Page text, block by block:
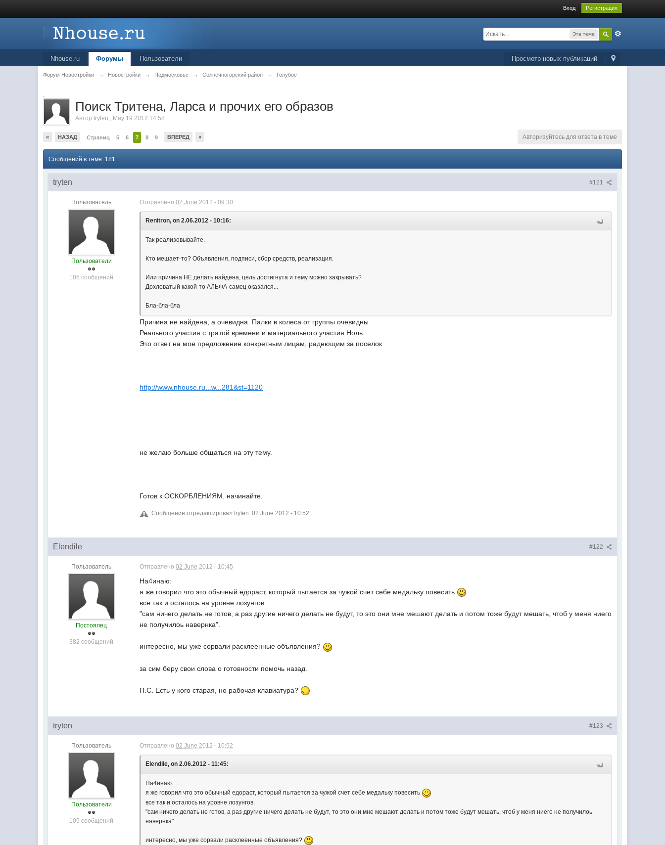
Вход Регистрация
Эта тема
Просмотр новых публикаций
Nhouse.ru Форумы Пользователи
Форум Новостройки → Новостройки → Подмосковье → Солнечногорский район → Голубое
.
Поиск Тритена, Ларса и прочих его образов
Авторtryten , May 19 2012 14:58
« НАЗАД Страниц 5 6 7 8 9 ВПЕРЕД » Авторизуйтесь для ответа в теме
Сообщений в теме: 181
#121
tryten
Пользователь
Пользователи
105 сообщений
Отправлено02 June 2012 - 09:30
Renitron, on 2.06.2012 - 10:16:
Так реализовывайте.
Кто мешает-то? Объявления, подписи, сбор средств, реализация.
Или причина НЕ делать найдена, цель достигнута и тему можно закрывать?
Дохловатый какой-то АЛЬФА-самец оказался...
Бла-бла-бла
Причина не найдена, а очевидна. Палки в колеса от группы очевидны
Реального участия с тратой времени и материального участия Ноль
Это ответ на мое предложение конкретным лицам, радеющим за поселок.
http://www.nhouse.ru...w...281&st=1120
не желаю больше общаться на эту тему.
Готов к ОСКОРБЛЕНИЯМ. начинайте.
Сообщение отредактировал tryten: 02 June 2012 - 10:52
#122
Elendile
Пользователь
Постоялец
382 сообщений
Отправлено02 June 2012 - 10:45
На4инаю:
я же говорил что это обычный едораст, который пытается за чужой счет себе медальку повесить
все так и осталось на уровне лозунгов.
"сам ничего делать не готов, а раз другие ничего делать не будут, то это они мне мешают делать и потом тоже будут мешать, чтоб у меня ниего
не получилоь навернка".
интересно, мы уже сорвали расклеенные объявления?
за сим беру свои слова о готовности помочь назад.
П.С. Есть у кого старая, но рабочая клавиатура?
#123
tryten
Пользователь
Пользователи
105 сообщений
Отправлено02 June 2012 - 10:52
Elendile, on 2.06.2012 - 11:45:
На4инаю:
я же говорил что это обычный едораст, который пытается за чужой счет себе медальку повесить
все так и осталось на уровне лозунгов.
"сам ничего делать не готов, а раз другие ничего делать не будут, то это они мне мешают делать и потом тоже будут мешать, чтоб у меня ниего не получилоь
навернка".
интересно, мы уже сорвали расклеенные объявления?